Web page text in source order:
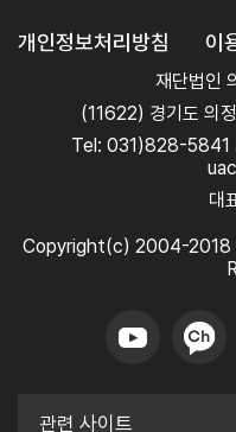
개인정보처리방침 이
재단법인
(11622) 경기도 의
Tel: 031)828-
대
Copyright(c) 2004-2018